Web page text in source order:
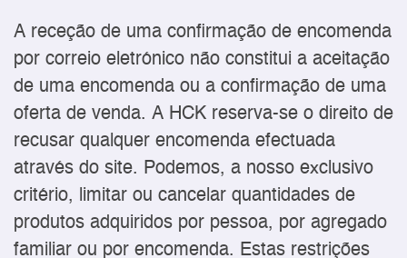
A receção de uma confirmação de encomenda
por correio eletrónico não constitui a aceitação
de uma encomenda ou a confirmação de uma
oferta de venda. A HCK reserva-se o direito de
recusar qualquer encomenda efectuada
através do site. Podemos, a nosso exclusivo
critério, limitar ou cancelar quantidades de
produtos adquiridos por pessoa, por agregado
familiar ou por encomenda. Estas restrições